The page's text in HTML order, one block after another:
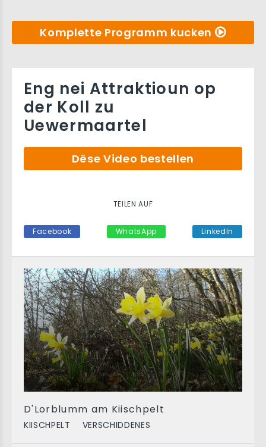
Komplette Programm kucken
D'Lorblumm am Kiischpelt
KIISCHPELT VERSCHIDDENES
Eng nei Attraktioun op
der Koll zu
Uewermaartel
Dëse Video bestellen
TEILEN AUF
Facebook WhatsApp LinkedIn